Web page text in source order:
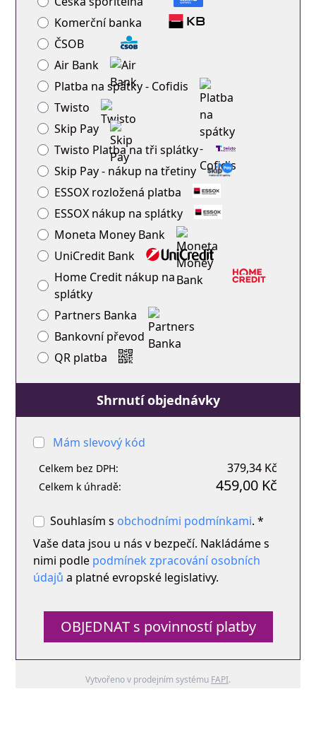
Komerční banka
ČSOB
Air Bank
Platba na spátky - Cofidis
Twisto
Skip Pay
Twisto Platba na tři splátky
Skip Pay - nákup na třetiny
ESSOX rozložená platba
ESSOX nákup na splátky
Moneta Money Bank
UniCredit Bank
Home Credit nákup na
splátky
Partners Banka
Bankovní převod
QR platba
Shrnutí objednávky
Mám slevový kód
Celkem bez DPH: 379,34 Kč
Celkem k úhradě: 459,00 Kč
Souhlasím s obchodními podmínkami. *
Vaše data jsou u nás v bezpečí. Nakládáme s
nimi podle podmínek zpracování osobních
údajů a platné evropské legislativy.
OBJEDNAT s povinností platby
Vytvořeno v prodejním systému FAPI.